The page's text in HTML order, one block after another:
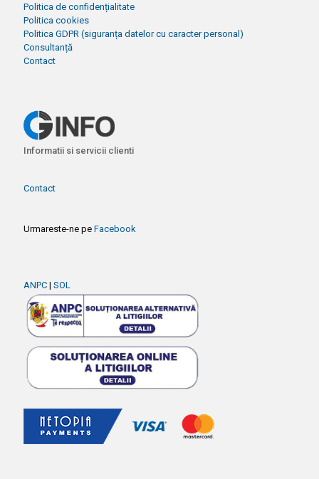
Politica de confidențialitate
Politica cookies
Politica GDPR (siguranța datelor cu caracter personal)
Consultanță
Contact
Informatii si servicii clienti
Contact
Urmareste-ne pe Facebook
ANPC | SOL